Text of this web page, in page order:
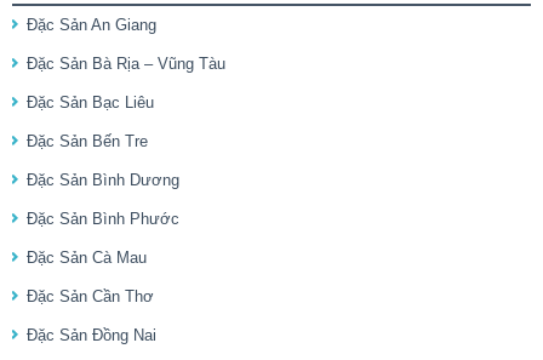
Đặc Sản An Giang
Đặc Sản Bà Rịa – Vũng Tàu
Đặc Sản Bạc Liêu
Đặc Sản Bến Tre
Đặc Sản Bình Dương
Đặc Sản Bình Phước
Đặc Sản Cà Mau
Đặc Sản Cần Thơ
Đặc Sản Đồng Nai